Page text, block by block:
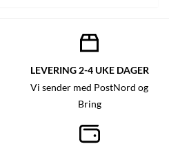
LEVERING 2-4 UKE DAGER
Vi sender med PostNord og
Bring